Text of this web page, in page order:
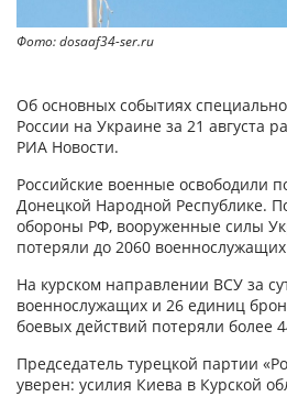
Фото: dosaaf34-ser.ru
Об основных событиях
России на Украине за 21 августа
РИА Новости.
Российские военные освободили
Донецкой Народной Республике.
обороны РФ, вооруженные силы
потеряли до 2060 военнослужащих
На курском направлении ВСУ за
военнослужащих и 26 единиц
боевых действий потеряли более
Председатель турецкой партии
уверен: усилия Киева в Курской